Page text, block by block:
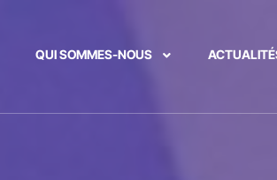
QUI SOMMES-NOUS